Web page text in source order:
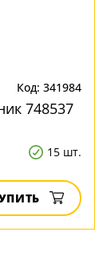
Код: 341984
748537
15 шт.